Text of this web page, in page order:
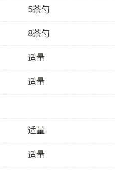
5茶勺
8茶勺
适量
适量
适量
适量